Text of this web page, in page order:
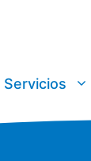
Servicios